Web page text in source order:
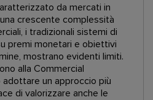
da mercati in
crescente complessità
i tradizionali sistemi di
premi monetari e obiettivi
mostrano evidenti limiti.
alla Commercial
un approccio più
di valorizzare anche le